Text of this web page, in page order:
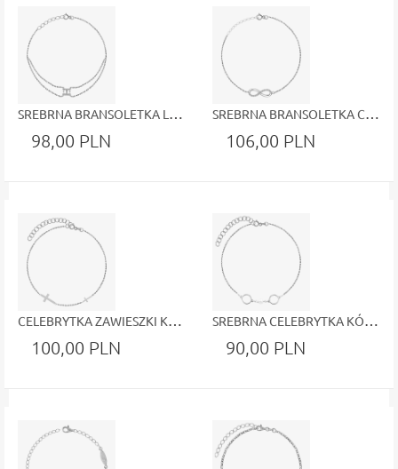
SREBRNA BRANSOLETKA LITERKA "H" Z BIAŁYMI CYRKONIAMI CELEBRYTKA BIŻUTERIA DELIKATNA
98,00 PLN
SREBRNA BRANSOLETKA CELEBRYTKA ZNAK NIESKOŃCZONOŚCI BIAŁE BŁYSZCZĄCE CYRKONIE BIŻUTERIA 0.925
106,00 PLN
CELEBRYTKA ZAWIESZKI KRZYŻYKI SREBRO 0.925
100,00 PLN
SREBRNA CELEBRYTKA KÓŁECZKA KULKA Z MASY PERŁOWEJ
90,00 PLN